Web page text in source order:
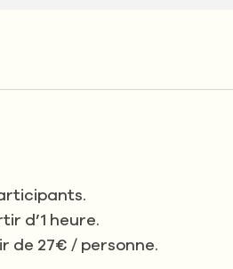
d’1 heure.
de 27€ / personne.